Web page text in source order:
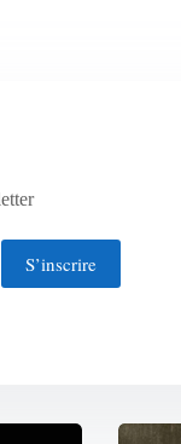
S’inscrire